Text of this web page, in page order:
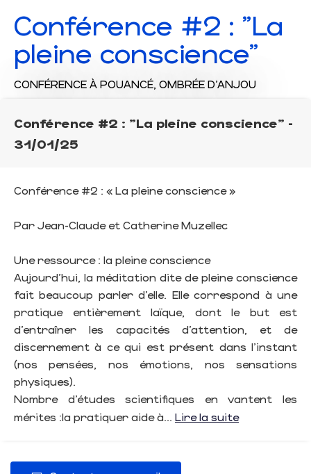
Conférence #2 : "La
pleine conscience"
CONFÉRENCE À POUANCÉ, OMBRÉE D'ANJOU
Conférence #2 : "La pleine conscience" -
31/01/25
Conférence #2 : « La pleine conscience »
Par Jean-Claude et Catherine Muzellec
Une ressource : la pleine conscience
Aujourd’hui, la méditation dite de pleine conscience
fait beaucoup parler d’elle. Elle correspond à une
pratique entièrement laïque, dont le but est
d’entraîner les capacités d’attention, et de
discernement à ce qui est présent dans l’instant
(nos pensées, nos émotions, nos sensations
physiques).
Nombre d’études scientifiques en vantent les
mérites :la pratiquer aide à... Lire la suite